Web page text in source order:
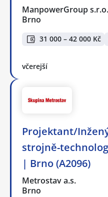
ManpowerGroup s.r.o.
Brno
31 000 – 42 000 Kč
včerejší
Projektant/
strojně-
| Brno (A2096)
Metrostav a.s.
Brno